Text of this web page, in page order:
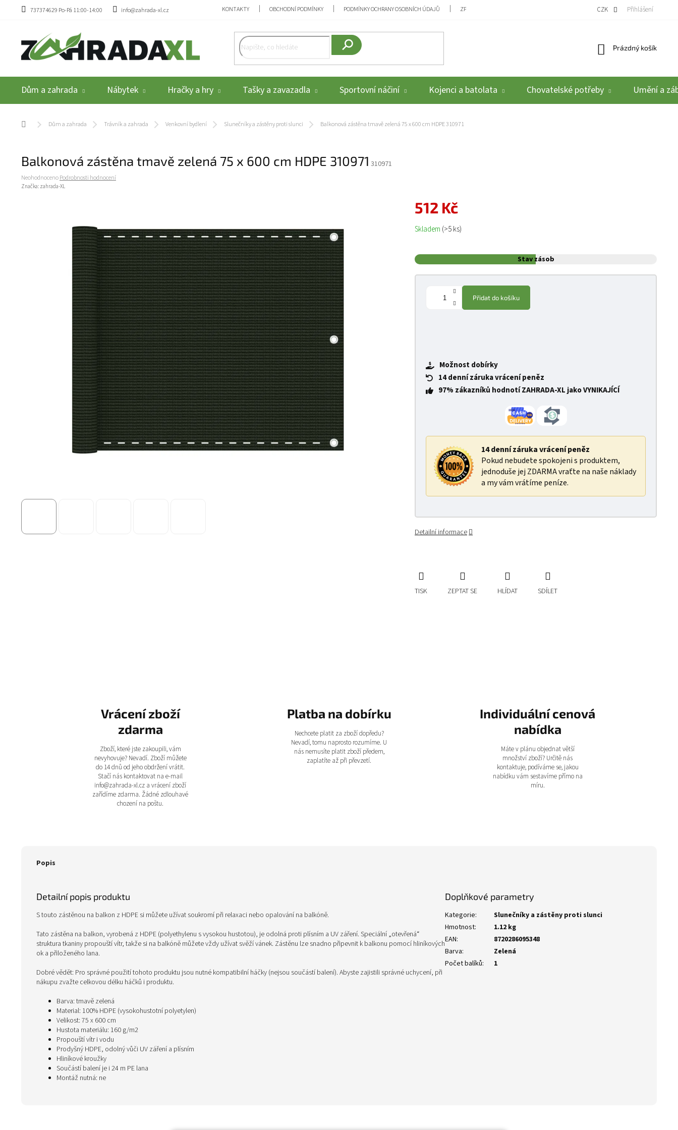
Přejít na obsah
737374629 Po-Pá 11:00-14:00 info@zahrada-xl.cz KONTAKTY OBCHODNÍ PODMÍNKY PODMÍNKY OCHRANY OSOBNÍCH ÚDAJŮ ZPĚTNÝ ODBĚR VYSLOUŽILÝCH ELEKTROZAŘÍZENÍ / BATERIÍ REKLAMACE A
CZK Přihlášení
Nákupní košík
Prázdný košík
Dům a zahrada Nábytek Hračky a hry Tašky a zavazadla Sportovní náčiní Kojenci a batolata Chovatelské potřeby Umění a
Domů Dům a zahrada Trávník a zahrada Venkovní bydlení Slunečníky a zástěny proti slunci Balkonová zástěna tmavě zelená 75 x 600 cm HDPE 310971
Balkonová zástěna tmavě zelená 75 x 600 cm HDPE 310971 310971
Průměrné hodnocení produktu je 0,0 z 5 hvězdiček.
NeohodnocenoPodrobnosti hodnocení
Značka: zahrada-XL
512 Kč
Měrná cena:
Skladem (>5 ks)
Stav zásob
Přidat do košíku
Možnost dobírky
14 denní záruka vrácení peněz
97% zákazníků hodnotí ZAHRADA-XL jako VYNIKAJÍCÍ
14 denní záruka vrácení peněz
Pokud nebudete spokojeni s produktem,
jednoduše jej ZDARMA vraťte na naše náklady
a my vám vrátíme peníze.
Detailní informace
TISK ZEPTAT SE HLÍDAT SDÍLET
Vrácení zboží
zdarma
Zboží, které jste zakoupili, vám
nevyhovuje? Nevadí. Zboží můžete
do 14 dnů od jeho obdržení vrátit.
Stačí nás kontaktovat na e-mail
info@zahrada-xl.cz a vrácení zboží
zařídíme zdarma. Žádné zdlouhavé
chození na poštu.
Platba na dobírku
Nechcete platit za zboží dopředu?
Nevadí, tomu naprosto rozumíme. U
nás nemusíte platit zboží předem,
zaplatíte až při převzetí.
Individuální cenová
nabídka
Máte v plánu objednat větší
množství zboží? Určitě nás
kontaktuje, podíváme se, jakou
nabídku vám sestavíme přímo na
míru.
Popis
Detailní popis produktu
S touto zástěnou na balkon z HDPE si můžete užívat soukromí při relaxaci nebo opalování na balkóně.
Tato zástěna na balkon, vyrobená z HDPE (polyethylenu s vysokou hustotou), je odolná proti plísním a UV záření. Speciální „otevřená“
struktura tkaniny propouští vítr, takže si na balkóně můžete vždy užívat svěží vánek. Zástěnu lze snadno připevnit k balkonu pomocí hliníkových
ok a přiloženého lana.
Dobré vědět: Pro správné použití tohoto produktu jsou nutné kompatibilní háčky (nejsou součástí balení). Abyste zajistili správné uchycení, při
nákupu zvažte celkovou délku háčků i produktu.
Barva: tmavě zelená
Material: 100% HDPE (vysokohustotní polyetylen)
Velikost: 75 x 600 cm
Hustota materiálu: 160 g/m2
Propouští vítr i vodu
Prodyšný HDPE, odolný vůči UV záření a plísním
Hliníkové kroužky
Součástí balení je i 24 m PE lana
Montáž nutná: ne
Doplňkové parametry
Kategorie:
Slunečníky a zástěny proti slunci
Hmotnost:
1.12 kg
EAN:
8720286095348
Barva:
Zelená
Počet balíků: 1